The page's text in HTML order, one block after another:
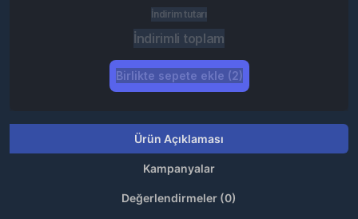
İndirim tutarı
İndirimli toplam
Birlikte sepete ekle (2)
Ürün Açıklaması
Kampanyalar
Değerlendirmeler (0)